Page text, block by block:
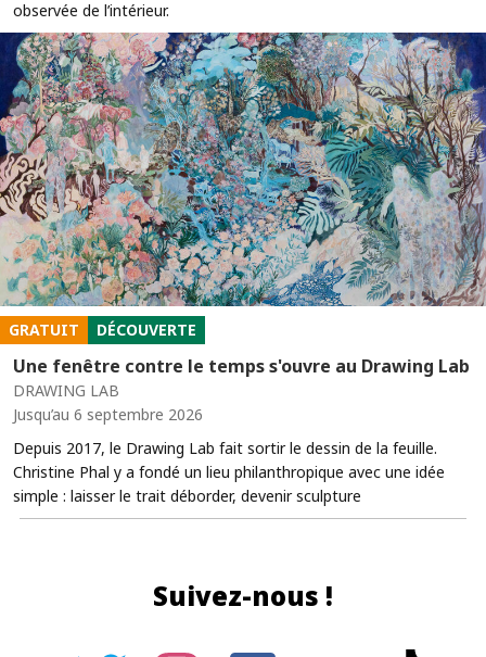
observée de l’intérieur.
GRATUIT DÉCOUVERTE
Une fenêtre contre le temps s'ouvre au Drawing Lab
DRAWING LAB
Jusqu’au 6 septembre 2026
Depuis 2017, le Drawing Lab fait sortir le dessin de la feuille.
Christine Phal y a fondé un lieu philanthropique avec une idée
simple : laisser le trait déborder, devenir sculpture
Suivez-nous !